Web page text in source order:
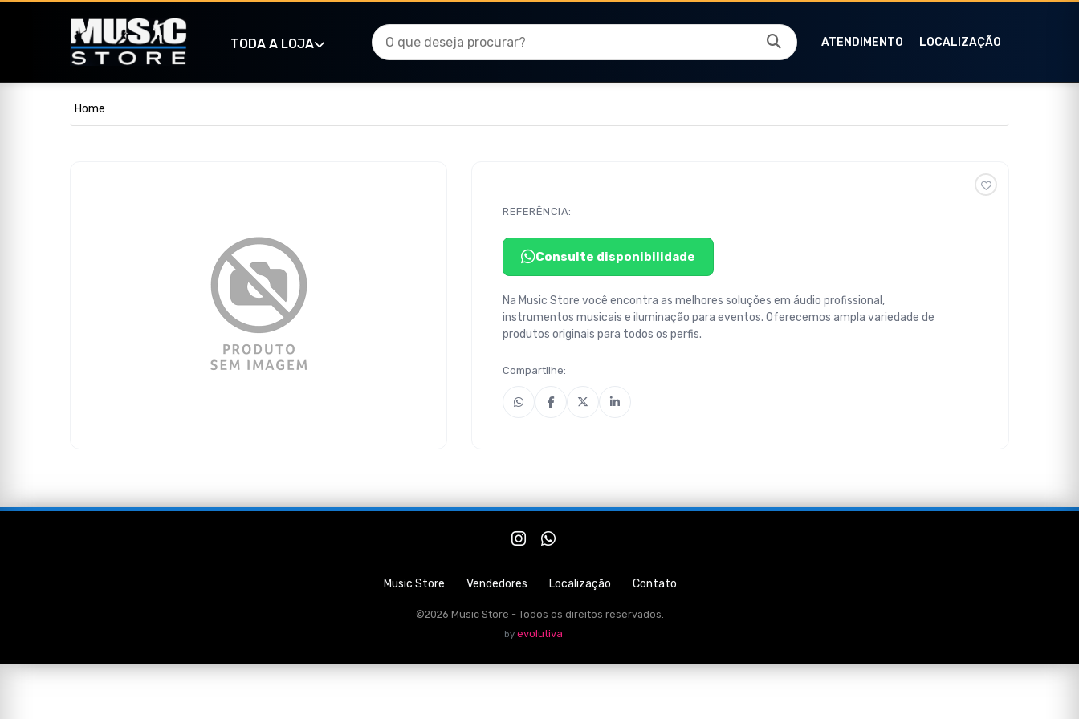
TODA A LOJA ATENDIMENTO LOCALIZAÇÃO
Home
REFERÊNCIA:
Consulte disponibilidade
Na Music Store você encontra as melhores soluções em áudio profissional,
instrumentos musicais e iluminação para eventos. Oferecemos ampla variedade de
produtos originais para todos os perfis.
Compartilhe:
Music Store Vendedores Localização Contato
©2026 Music Store - Todos os direitos reservados.
by evolutiva